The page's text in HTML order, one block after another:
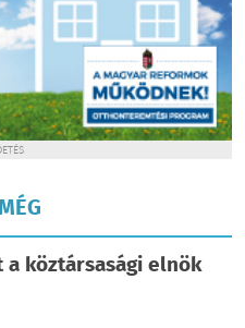
köztársasági elnök